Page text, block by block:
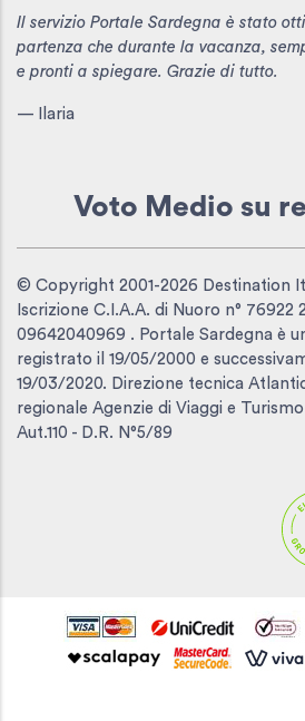
Il servizio Portale Sardegna è stato
partenza che durante la vacanza,
e pronti a spiegare. Grazie di tutto.
— Ilaria
Voto Medio su
© Copyright 2001-2026 Destination
Iscrizione C.I.A.A. di Nuoro n° 76922
09642040969 . Portale Sardegna è
registrato il 19/05/2000 e
19/03/2020. Direzione tecnica
regionale Agenzie di Viaggi e
Aut.110 - D.R. N°5/89